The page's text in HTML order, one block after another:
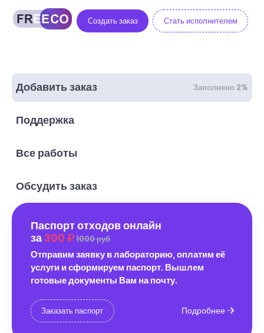
Создать заказ Стать исполнителем
Добавить заказ Заполнено 2%
Поддержка
Все работы
Обсудить заказ
Паспорт отходов онлайн
за 300 1000 руб
Отправим заявку в лабораторию, оплатим её
услуги и сформируем паспорт. Вышлем
готовые документы Вам на почту.
Заказать паспорт Подробнее